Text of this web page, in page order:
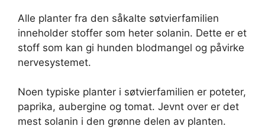
Alle planter fra den såkalte søtvierfamilien
inneholder stoffer som heter solanin. Dette er et
stoff som kan gi hunden blodmangel og påvirke
nervesystemet.
Noen typiske planter i søtvierfamilien er poteter,
paprika, aubergine og tomat. Jevnt over er det
mest solanin i den grønne delen av planten.